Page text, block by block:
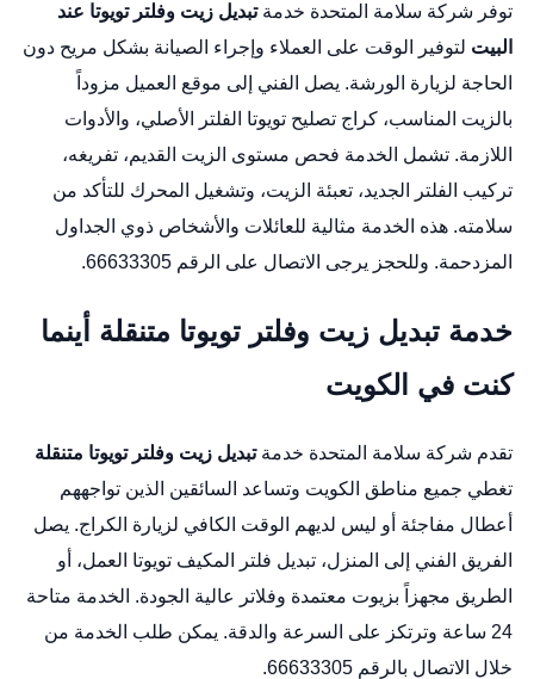
توفر شركة سلامة المتحدة خدمةتبديل زيت وفلتر تويوتا عند
البيت لتوفير الوقت على العملاء وإجراء الصيانة بشكل مريح دون
الحاجة لزيارة الورشة. يصل الفني إلى موقع العميل مزوداً
بالزيت المناسب، كراج تصليح تويوتا الفلتر الأصلي، والأدوات
اللازمة. تشمل الخدمة فحص مستوى الزيت القديم، تفريغه،
تركيب الفلتر الجديد، تعبئة الزيت، وتشغيل المحرك للتأكد من
سلامته. هذه الخدمة مثالية للعائلات والأشخاص ذوي الجداول
المزدحمة. وللحجز يرجى الاتصال على الرقم 66633305.
خدمة تبديل زيت وفلتر تويوتا متنقلة أينما
كنت في الكويت
تقدم شركة سلامة المتحدة خدمةتبديل زيت وفلتر تويوتا متنقلة
تغطي جميع مناطق الكويت وتساعد السائقين الذين تواجههم
أعطال مفاجئة أو ليس لديهم الوقت الكافي لزيارة الكراج. يصل
الفريق الفني إلى المنزل، تبديل فلتر المكيف تويوتا العمل، أو
الطريق مجهزاً بزيوت معتمدة وفلاتر عالية الجودة. الخدمة متاحة
24 ساعة وترتكز على السرعة والدقة. يمكن طلب الخدمة من
خلال الاتصال بالرقم 66633305.